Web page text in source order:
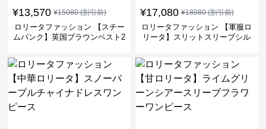
¥13,570 ¥15080(割引前)
ロリータファッション 【スチー
ムパンク】英国ブラウンベスト2
¥17,080 ¥18080(割引前)
ロリータファッション 【軍服ロ
リータ】スリットスリーブシル